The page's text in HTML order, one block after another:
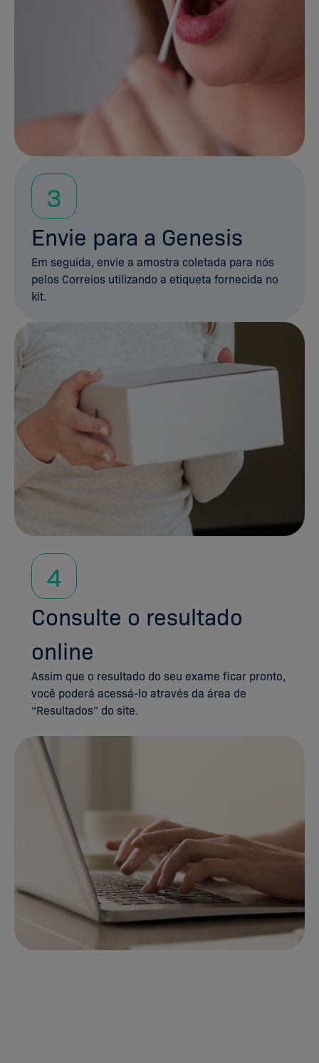
3
Envie para a Genesis
Em seguida, envie a amostra coletada para nós
pelos Correios utilizando a etiqueta fornecida no
kit.
4
Consulte o resultado
online
Assim que o resultado do seu exame ficar pronto,
você poderá acessá-lo através da área de
“Resultados” do site.